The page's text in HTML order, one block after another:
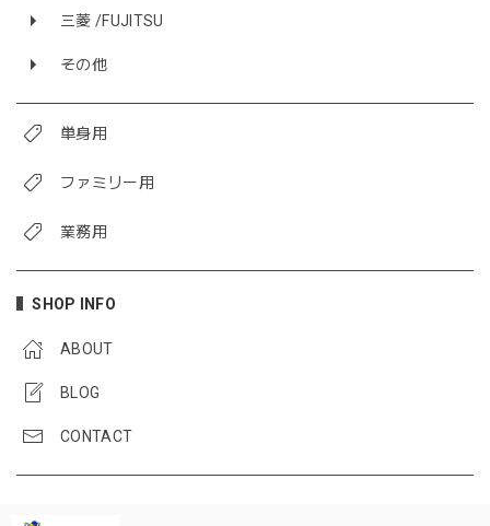
三菱 /FUJITSU
その他
単身用
ファミリー用
業務用
SHOP INFO
ABOUT
BLOG
CONTACT